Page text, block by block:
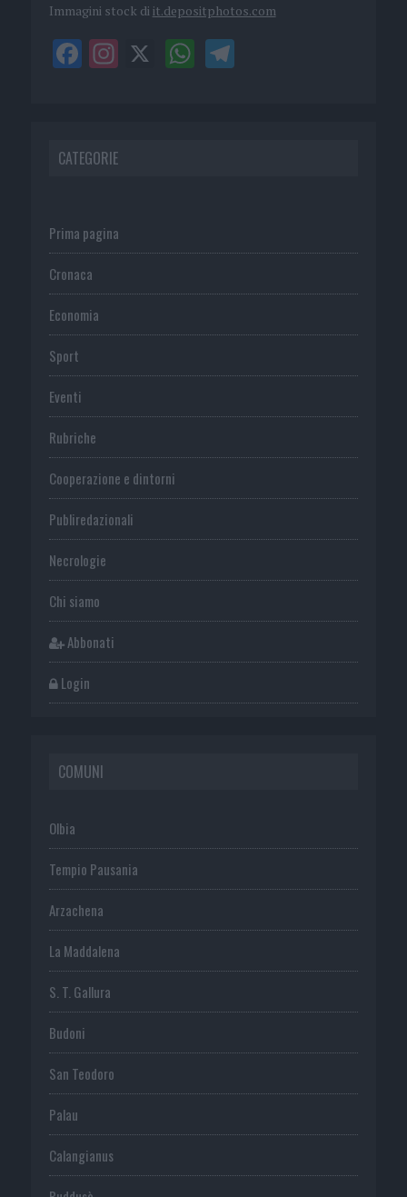
Immagini stock di it.depositphotos.com
CATEGORIE
Prima pagina
Cronaca
Economia
Sport
Eventi
Rubriche
Cooperazione e dintorni
Publiredazionali
Necrologie
Chi siamo
Abbonati
Login
COMUNI
Olbia
Tempio Pausania
Arzachena
La Maddalena
S. T. Gallura
Budoni
San Teodoro
Palau
Calangianus